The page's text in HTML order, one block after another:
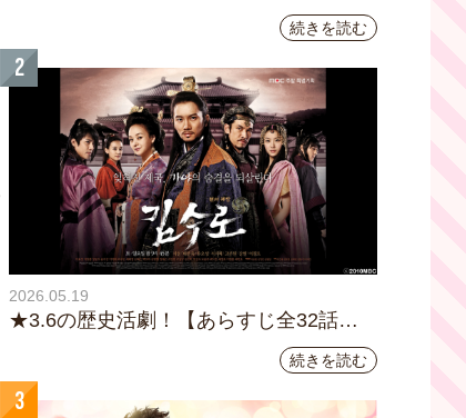
マ『火の女神 ジョンイ』｜テレビ大阪
9月11日（木）朝8時放送スタート続きを読む
2
2026.05.19
★3.6の歴史活劇！【あらすじ全32話イ
ッキ読み】韓国ドラマ『鉄の王 キム・
スロ』｜テレビ大阪5月20日(水)あさ8時
00分スタート【TVer配信あり】
続きを読む
3